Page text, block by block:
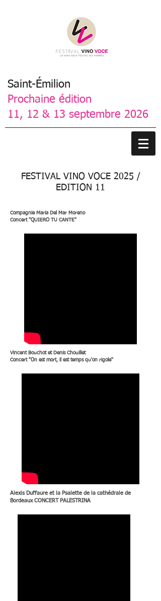
Saint-Émilion
Prochaine édition
11, 12 & 13 septembre 2026
FESTIVAL VINO VOCE 2025 /
EDITION 11
Compagnie Maria Del Mar Moreno
Concert "QUIERO TU CANTE"
Vincent Bouchot et Denis Chouillet
Concert "On est mort, il est temps qu'on rigole"
Alexis Duffaure et la Psalette de la cathédrale de
Bordeaux CONCERT PALESTRINA